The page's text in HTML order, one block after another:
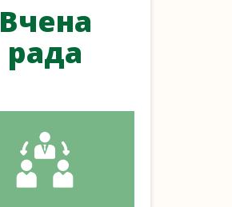
Вчена
рада